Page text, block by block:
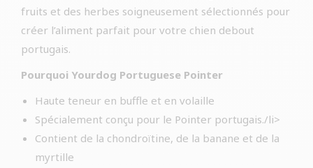
fruits et des herbes soigneusement sélectionnés pour
créer l’aliment parfait pour votre chien debout
portugais.
Pourquoi Yourdog Portuguese Pointer
Haute teneur en buffle et en volaille
Spécialement conçu pour le Pointer portugais./li>
Contient de la chondroïtine, de la banane et de la
myrtille